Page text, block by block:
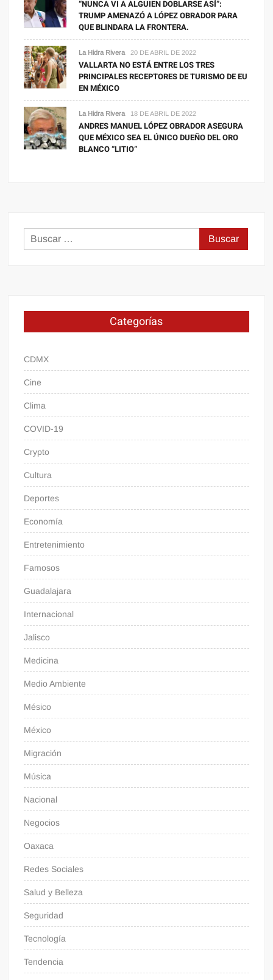
“NUNCA VI A ALGUIEN DOBLARSE ASÍ”:
TRUMP AMENAZÓ A LÓPEZ OBRADOR PARA
QUE BLINDARA LA FRONTERA.
La Hidra Rivera 20 DE ABRIL DE 2022
VALLARTA NO ESTÁ ENTRE LOS TRES
PRINCIPALES RECEPTORES DE TURISMO DE EU
EN MÉXICO
La Hidra Rivera 18 DE ABRIL DE 2022
ANDRES MANUEL LÓPEZ OBRADOR ASEGURA
QUE MÉXICO SEA EL ÚNICO DUEÑO DEL ORO
BLANCO “LITIO”
Buscar:
Categorías
CDMX
Cine
Clima
COVID-19
Crypto
Cultura
Deportes
Economía
Entretenimiento
Famosos
Guadalajara
Internacional
Jalisco
Medicina
Medio Ambiente
Mésico
México
Migración
Música
Nacional
Negocios
Oaxaca
Redes Sociales
Salud y Belleza
Seguridad
Tecnología
Tendencia